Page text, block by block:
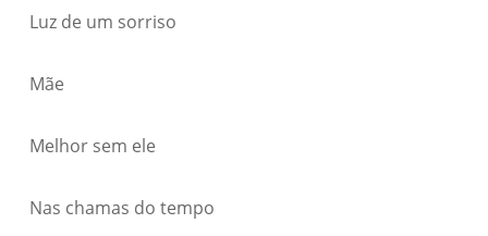
Luz de um sorriso
Mãe
Melhor sem ele
Nas chamas do tempo